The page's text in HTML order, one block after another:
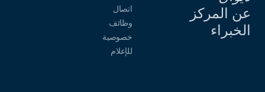
عن المركز
الخبراء
اتصال
وظائف
خصوصية
للإعلام